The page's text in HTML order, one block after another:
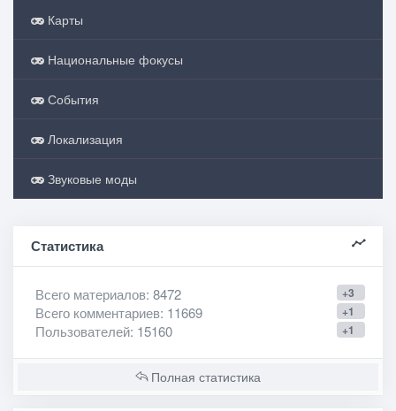
Карты
Национальные фокусы
События
Локализация
Звуковые моды
Статистика
+3
Всего материалов: 8472
+1
Всего комментариев: 11669
+1
Пользователей: 15160
Полная статистика